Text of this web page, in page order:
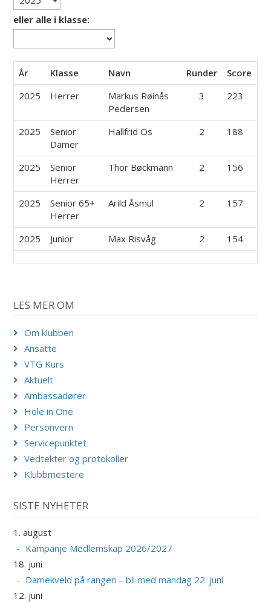
eller alle i klasse:
År Klasse Navn Runder
Score
2025
Herrer
Markus Røinås
Pedersen
3 223
2025
Senior
Damer
Hallfrid Os 2 188
2025
Senior
Herrer
Thor Bøckmann 2 156
2025
Senior 65+
Herrer
Arild Åsmul 2 157
2025 Junior Max Risvåg 2 154
LES MER OM
Om klubben
Ansatte
VTG Kurs
Aktuelt
Ambassadører
Hole in One
Personvern
Servicepunktet
Vedtekter og protokoller
Klubbmestere
SISTE NYHETER
1. august
Kampanje Medlemskap 2026/2027
18. juni
Damekveld på rangen – bli med mandag 22. juni
12. juni